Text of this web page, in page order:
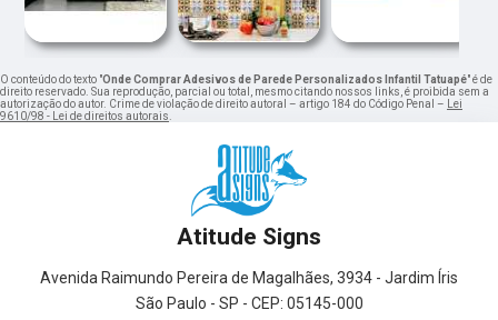
O conteúdo do texto "Onde Comprar Adesivos de Parede Personalizados Infantil Tatuapé" é de
direito reservado. Sua reprodução, parcial ou total, mesmo citando nossos links, é proibida sem a
autorização do autor. Crime de violação de direito autoral – artigo 184 do Código Penal –
Lei
9610/98 - Lei de direitos autorais
Atitude Signs
Avenida Raimundo Pereira de Magalhães, 3934 - Jardim Íris
São Paulo - SP - CEP: 05145-000